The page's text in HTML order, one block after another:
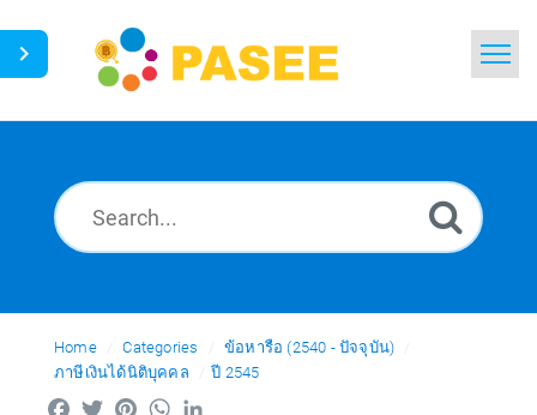
News
Ask a Question
Home Categories
ข้อหารือ (2540 - ปัจจุบัน)
ภาษีเงินได้นิติบุคคล
ปี 2545
FacebookTwitterPinterestWhatsApp